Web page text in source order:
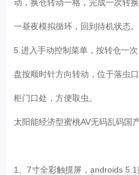
动，换仓转动一格，完成一次转
一昼夜模拟循环，回到待机状态。
5.进入手动控制菜单，按转仓一
盘按顺时针方向转动，位于落虫
柜门口处，方便取虫。
太阳能经济型蜜桃AV无码乱码国
1、7寸全彩触摸屏，androids 5.1